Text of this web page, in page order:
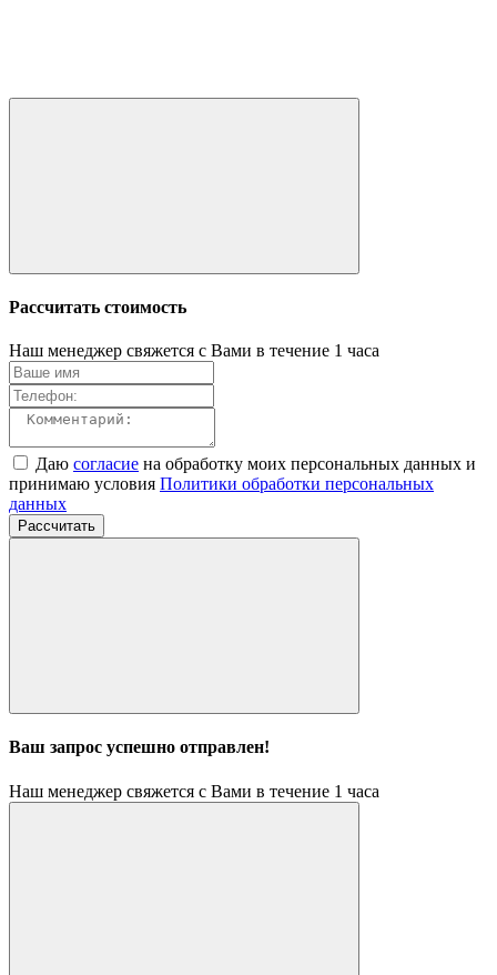
Рассчитать стоимость
Наш менеджер свяжется с Вами в течение 1 часа
Даю согласие на обработку моих персональных данных и
принимаю условия Политики обработки персональных
данных
Рассчитать
Ваш запрос успешно отправлен!
Наш менеджер свяжется с Вами в течение 1 часа